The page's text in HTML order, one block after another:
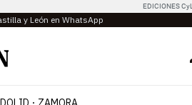
EDICIONES CyL
y León en WhatsApp